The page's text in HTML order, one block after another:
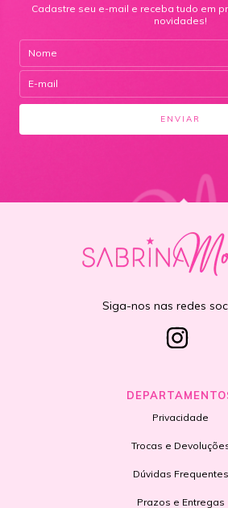
Cadastre seu e-mail e receba tudo em
novidades!
Siga-nos nas redes
Privacidade
Trocas e
Dúvidas Frequentes
Prazos e Entregas